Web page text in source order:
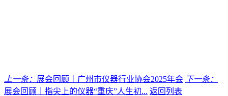
上一条： 展会回顾｜广州市仪器行业协会2025年会 下一条：
展会回顾｜指尖上的仪器“重庆”人生初... 返回列表